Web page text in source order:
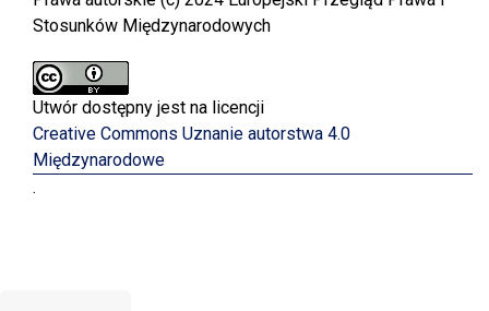
Stosunków Międzynarodowych
Utwór dostępny jest na licencji
Creative Commons Uznanie autorstwa 4.0
Międzynarodowe
.